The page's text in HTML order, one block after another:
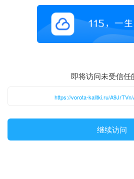
即将访问未受信任
https://vorota-kalitki.ru/
继续访问